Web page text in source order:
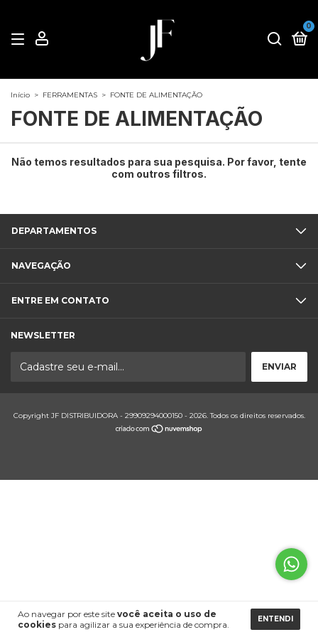
0
Ao navegar por este site você aceita o uso de
cookies para agilizar a sua experiência de compra.
ENTENDI
Início > FERRAMENTAS > FONTE DE ALIMENTAÇÃO
FONTE DE ALIMENTAÇÃO
Não temos resultados para sua pesquisa. Por favor, tente
com outros filtros.
DEPARTAMENTOS
NAVEGAÇÃO
ENTRE EM CONTATO
NEWSLETTER
Copyright JF DISTRIBUIDORA - 29909294000150 - 2026. Todos os direitos reservados.